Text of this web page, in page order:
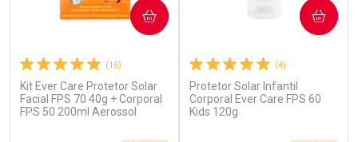
(16)
Kit Ever Care Protetor Solar
Facial FPS 70 40g + Corporal
FPS 50 200ml Aerossol
COMPRAR
(4)
Protetor Solar Infantil
Corporal Ever Care FPS 60
Kids 120g
COMPRAR